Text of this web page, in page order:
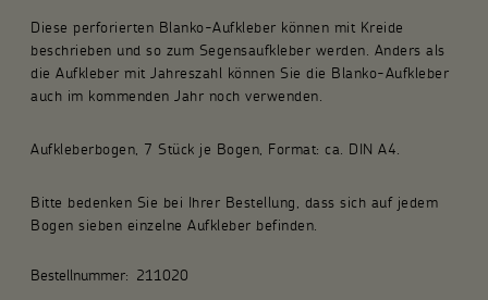
Diese perforierten Blanko-Aufkleber können mit Kreide
beschrieben und so zum Segensaufkleber werden. Anders als
die Aufkleber mit Jahreszahl können Sie die Blanko-Aufkleber
auch im kommenden Jahr noch verwenden.
Aufkleberbogen, 7 Stück je Bogen, Format: ca. DIN A4.
Bitte bedenken Sie bei Ihrer Bestellung, dass sich auf jedem
Bogen sieben einzelne Aufkleber befinden.
Bestellnummer: 211020